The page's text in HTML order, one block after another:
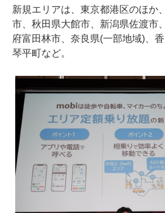
新規エリアは、東京都港区のほか
市、秋田県大館市、新潟県佐渡市
府富田林市、奈良県(一部地域)、
琴平町など。